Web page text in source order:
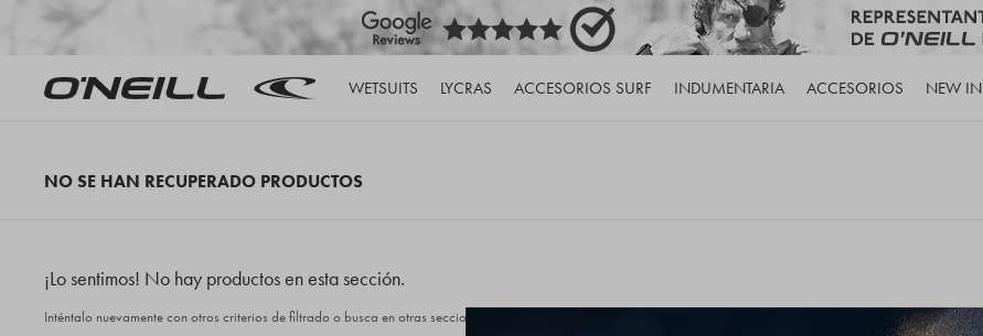
WETSUITS LYCRAS ACCESORIOS SURF INDUMENTARIA ACCESORIOS NEW IN
NO SE HAN RECUPERADO PRODUCTOS
¡Lo sentimos! No hay productos en esta sección.
Inténtalo nuevamente con otros criterios de filtrado o busca en otras secciones de nuestro catálogo.